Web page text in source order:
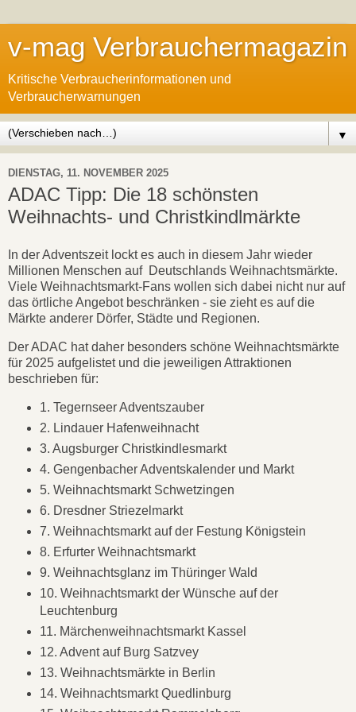
v-mag Verbrauchermagazin
Kritische Verbraucherinformationen und
Verbraucherwarnungen
▼
DIENSTAG, 11. NOVEMBER 2025
ADAC Tipp: Die 18 schönsten
Weihnachts- und Christkindlmärkte
In der Adventszeit lockt es auch in diesem Jahr wieder
Millionen Menschen auf Deutschlands Weihnachtsmärkte.
Viele Weihnachtsmarkt-Fans wollen sich dabei nicht nur auf
das örtliche Angebot beschränken - sie zieht es auf die
Märkte anderer Dörfer, Städte und Regionen.
Der ADAC hat daher besonders schöne Weihnachtsmärkte
für 2025 aufgelistet und die jeweiligen Attraktionen
beschrieben für:
1. Tegernseer Adventszauber
2. Lindauer Hafenweihnacht
3. Augsburger Christkindlesmarkt
4. Gengenbacher Adventskalender und Markt
5. Weihnachtsmarkt Schwetzingen
6. Dresdner Striezelmarkt
7. Weihnachtsmarkt auf der Festung Königstein
8. Erfurter Weihnachtsmarkt
9. Weihnachtsglanz im Thüringer Wald
10. Weihnachtsmarkt der Wünsche auf der
Leuchtenburg
11. Märchenweihnachtsmarkt Kassel
12. Advent auf Burg Satzvey
13. Weihnachtsmärkte in Berlin
14. Weihnachtsmarkt Quedlinburg